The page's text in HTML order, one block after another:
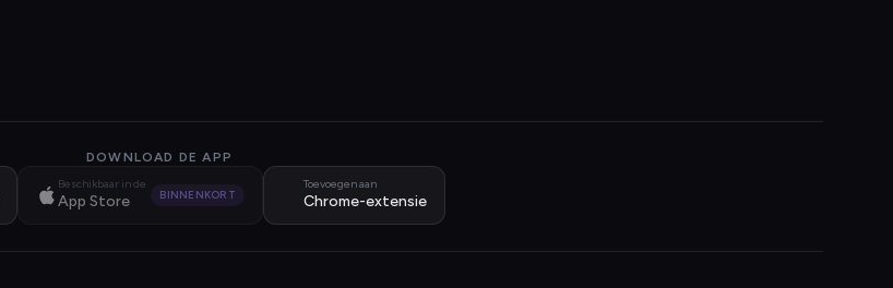
DOWNLOAD DE APP
Beschikbaar in de
App Store BINNENKORT
Toevoegen aan
Chrome-extensie